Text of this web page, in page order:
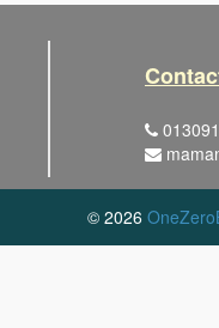
© 2026